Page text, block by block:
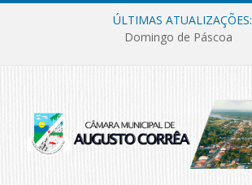
ÚLTIMAS ATUALIZAÇÕES:
Domingo de Páscoa